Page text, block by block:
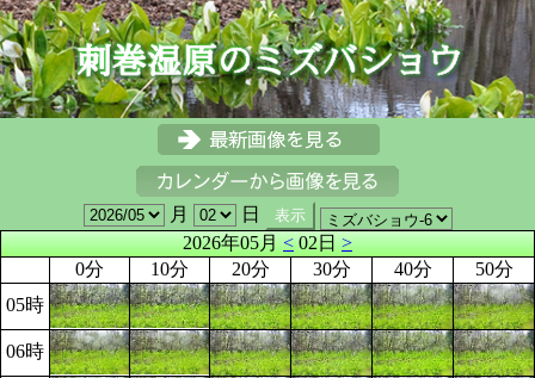
月
日
2026年05月<02日>
0分
10分 20分 30分 40分
50分
05時
06時